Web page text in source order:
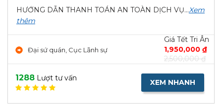
HƯỚNG DẪN THANH TOÁN AN TOÀN DỊCH VỤ...Xem
thêm
Đại sứ quán, Cục Lãnh sự
Giá Tết Tri Ân
1,950,000 ₫
2,500,000 ₫
1288 Lượt tư vấn XEM NHANH